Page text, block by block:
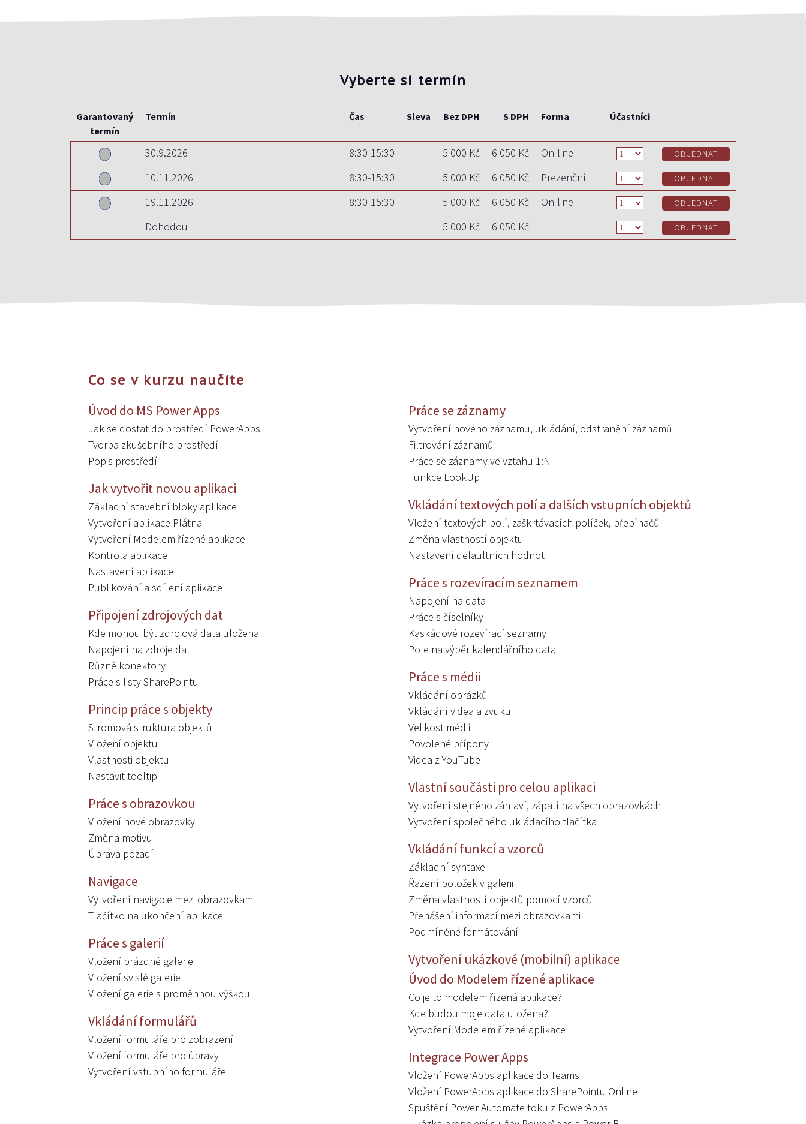
Vyberte si termín
Garantovaný
termín
Termín Čas Sleva Bez DPH S DPH Forma Účastníci
30.9.2026 8:30-15:30 5 000 Kč 6 050 Kč
On-line
10.11.2026
8:30-15:30 5 000 Kč 6 050 Kč
Prezenční
19.11.2026
8:30-15:30 5 000 Kč 6 050 Kč
On-line
Dohodou
5 000 Kč 6 050 Kč
Co se v kurzu naučíte
Úvod do MS Power Apps
Jak se dostat do prostředí PowerApps
Tvorba zkušebního prostředí
Popis prostředí
Jak vytvořit novou aplikaci
Základní stavební bloky aplikace
Vytvoření aplikace Plátna
Vytvoření Modelem řízené aplikace
Kontrola aplikace
Nastavení aplikace
Publikování a sdílení aplikace
Připojení zdrojových dat
Kde mohou být zdrojová data uložena
Napojení na zdroje dat
Různé konektory
Práce s listy SharePointu
Princip práce s objekty
Stromová struktura objektů
Vložení objektu
Vlastnosti objektu
Nastavit tooltip
Práce s obrazovkou
Vložení nové obrazovky
Změna motivu
Úprava pozadí
Navigace
Vytvoření navigace mezi obrazovkami
Tlačítko na ukončení aplikace
Práce s galerií
Vložení prázdné galerie
Vložení svislé galerie
Vložení galerie s proměnnou výškou
Vkládání formulářů
Vložení formuláře pro zobrazení
Vložení formuláře pro úpravy
Vytvoření vstupního formuláře
Práce se záznamy
Vytvoření nového záznamu, ukládání, odstranění záznamů
Filtrování záznamů
Práce se záznamy ve vztahu 1:N
Funkce LookUp
Vkládání textových polí a dalších vstupních objektů
Vložení textových polí, zaškrtávacích políček, přepínačů
Změna vlastností objektu
Nastavení defaultních hodnot
Práce s rozevíracím seznamem
Napojení na data
Práce s číselníky
Kaskádové rozevírací seznamy
Pole na výběr kalendářního data
Práce s médii
Vkládání obrázků
Vkládání videa a zvuku
Velikost médií
Povolené přípony
Videa z YouTube
Vlastní součásti pro celou aplikaci
Vytvoření stejného záhlaví, zápatí na všech obrazovkách
Vytvoření společného ukládacího tlačítka
Vkládání funkcí a vzorců
Základní syntaxe
Řazení položek v galerii
Změna vlastností objektů pomocí vzorců
Přenášení informací mezi obrazovkami
Podmíněné formátování
Vytvoření ukázkové (mobilní) aplikace
Úvod do Modelem řízené aplikace
Co je to modelem řízená aplikace?
Kde budou moje data uložena?
Vytvoření Modelem řízené aplikace
Integrace Power Apps
Vložení PowerApps aplikace do Teams
Vložení PowerApps aplikace do SharePointu Online
Spuštění Power Automate toku z PowerApps